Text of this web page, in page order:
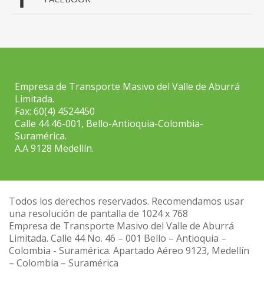
Empresa de Transporte Masivo del Valle de Aburrá
Limitada.
Fax: 60(4) 4524450
Calle 44 46-001, Bello-Antioquia-Colombia-
Suramérica.
A.A 9128 Medellín.
Todos los derechos reservados. Recomendamos usar
una resolución de pantalla de 1024 x 768
Empresa de Transporte Masivo del Valle de Aburrá
Limitada. Calle 44 No. 46 – 001 Bello – Antioquia –
Colombia - Suramérica. Apartado Aéreo 9123, Medellín
– Colombia – Suramérica